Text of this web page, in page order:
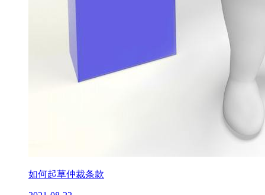
如何起草仲裁条款